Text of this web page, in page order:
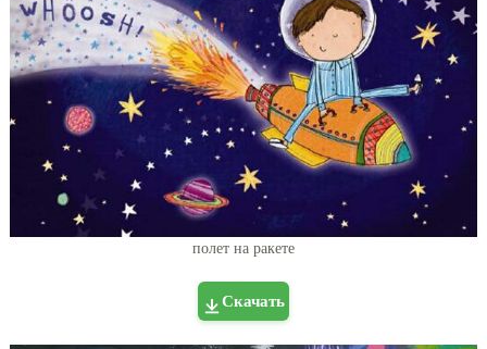
полет на ракете
Скачать